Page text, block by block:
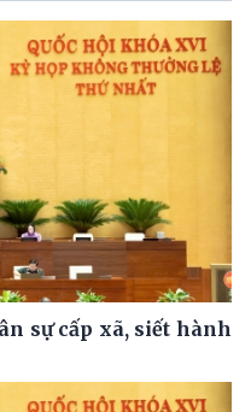
sự cấp xã, siết hành